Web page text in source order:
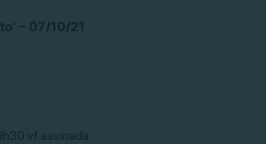
– 07/10/21
vf assinada